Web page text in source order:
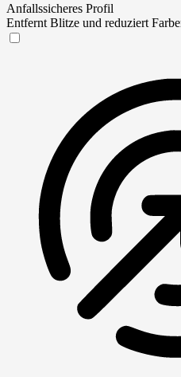
Anfallssicheres Profil
Entfernt Blitze und reduziert